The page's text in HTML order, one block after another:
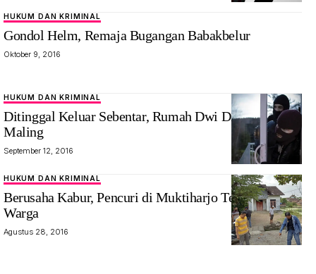
HUKUM DAN KRIMINAL
Gondol Helm, Remaja Bugangan Babakbelur
Oktober 9, 2016
HUKUM DAN KRIMINAL
Ditinggal Keluar Sebentar, Rumah Dwi Disatroni
Maling
September 12, 2016
HUKUM DAN KRIMINAL
Berusaha Kabur, Pencuri di Muktiharjo Tewas Dihajar
Warga
Agustus 28, 2016